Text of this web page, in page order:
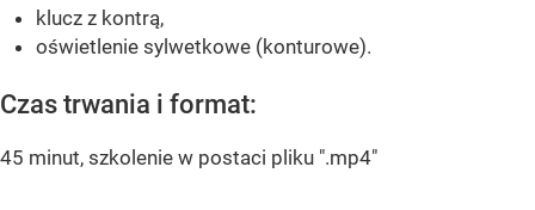
klucz z kontrą,
oświetlenie sylwetkowe (konturowe).
Czas trwania i format:
45 minut, szkolenie w postaci pliku ".mp4"